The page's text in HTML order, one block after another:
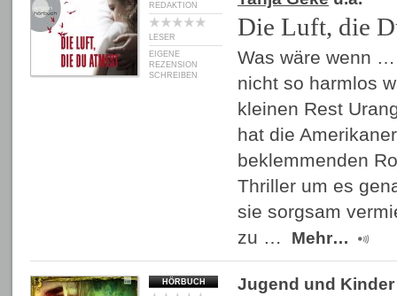
REDAKTION
LESER
EIGENE
REZENSION
SCHREIBEN
Die Luft, die
Was wäre wenn
nicht so harmlos
kleinen Rest
hat die
beklemmenden
Thriller um es
sie sorgsam
zu …
Mehr…
HÖRBUCH Jugend und Kinder